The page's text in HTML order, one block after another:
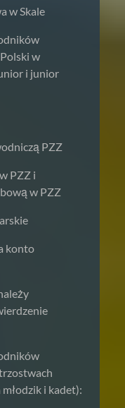
w Skale
w
i junior
PZZ
PZZ i
w PZZ
konto
i kadet):